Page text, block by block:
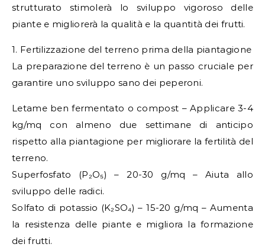
strutturato stimolerà lo sviluppo vigoroso delle
piante e migliorerà la qualità e la quantità dei frutti.
1. Fertilizzazione del terreno prima della piantagione
La preparazione del terreno è un passo cruciale per
garantire uno sviluppo sano dei peperoni.
Letame ben fermentato o compost – Applicare 3-4
kg/mq con almeno due settimane di anticipo
rispetto alla piantagione per migliorare la fertilità del
terreno.
Superfosfato (P₂O₅) – 20-30 g/mq – Aiuta allo
sviluppo delle radici.
Solfato di potassio (K₂SO₄) – 15-20 g/mq – Aumenta
la resistenza delle piante e migliora la formazione
dei frutti.